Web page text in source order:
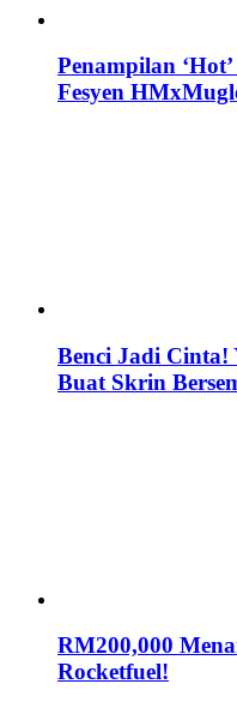
Penampilan
Fesyen
Benci Jadi Cinta!
Buat Skrin
RM200,000
Rocketfuel!